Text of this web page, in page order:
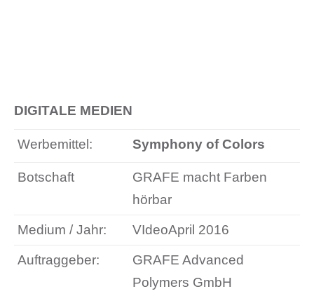
DIGITALE MEDIEN
Werbemittel: Symphony of Colors
Botschaft
GRAFE macht Farben
hörbar
Medium / Jahr: VIdeoApril 2016
Auftraggeber:
GRAFE Advanced
Polymers GmbH